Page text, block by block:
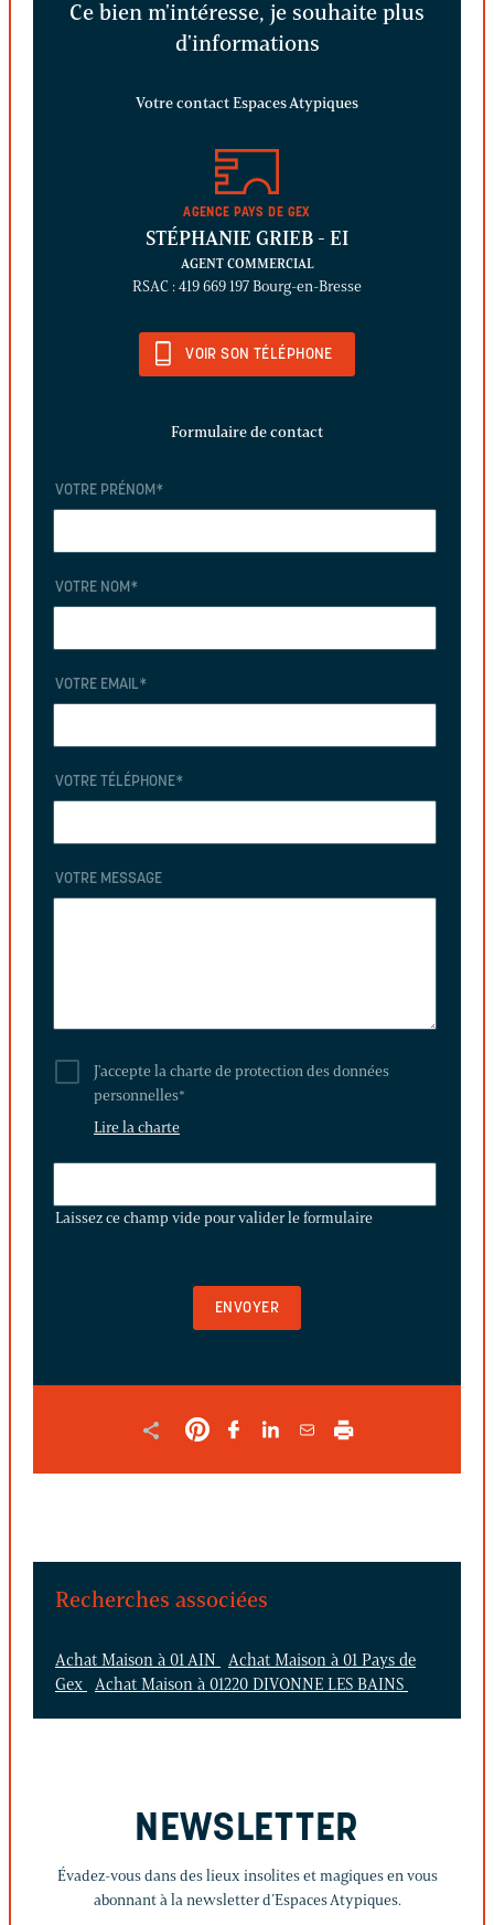
Ce bien m'intéresse, je souhaite plus
d'informations
Votre contact Espaces Atypiques
AGENCE PAYS DE GEX
STÉPHANIE GRIEB - EI
AGENT COMMERCIAL
RSAC : 419 669 197 Bourg-en-Bresse
VOIR SON TÉLÉPHONE
Formulaire de contact
VOTRE PRÉNOM *
VOTRE NOM *
VOTRE EMAIL*
VOTRE TÉLÉPHONE*
VOTRE MESSAGE
J'accepte la charte de protection des données
personnelles*
Lire la charte
CHAMP
Laissez ce champ vide pour valider le formulaire
Recherches associées
Achat Maison à 01 AIN
Achat Maison à 01 Pays de
Gex
Achat Maison à 01220 DIVONNE LES BAINS
NEWSLETTER
Évadez-vous dans des lieux insolites et magiques en vous
abonnant à la newsletter d’Espaces Atypiques.